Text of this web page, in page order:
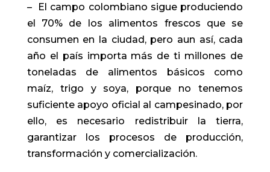
– El campo colombiano sigue produciendo
el 70% de los alimentos frescos que se
consumen en la ciudad, pero aun así, cada
año el país importa más de ti millones de
toneladas de alimentos básicos como
maíz, trigo y soya, porque no tenemos
suficiente apoyo oficial al campesinado, por
ello, es necesario redistribuir la tierra,
garantizar los procesos de producción,
transformación y comercialización.